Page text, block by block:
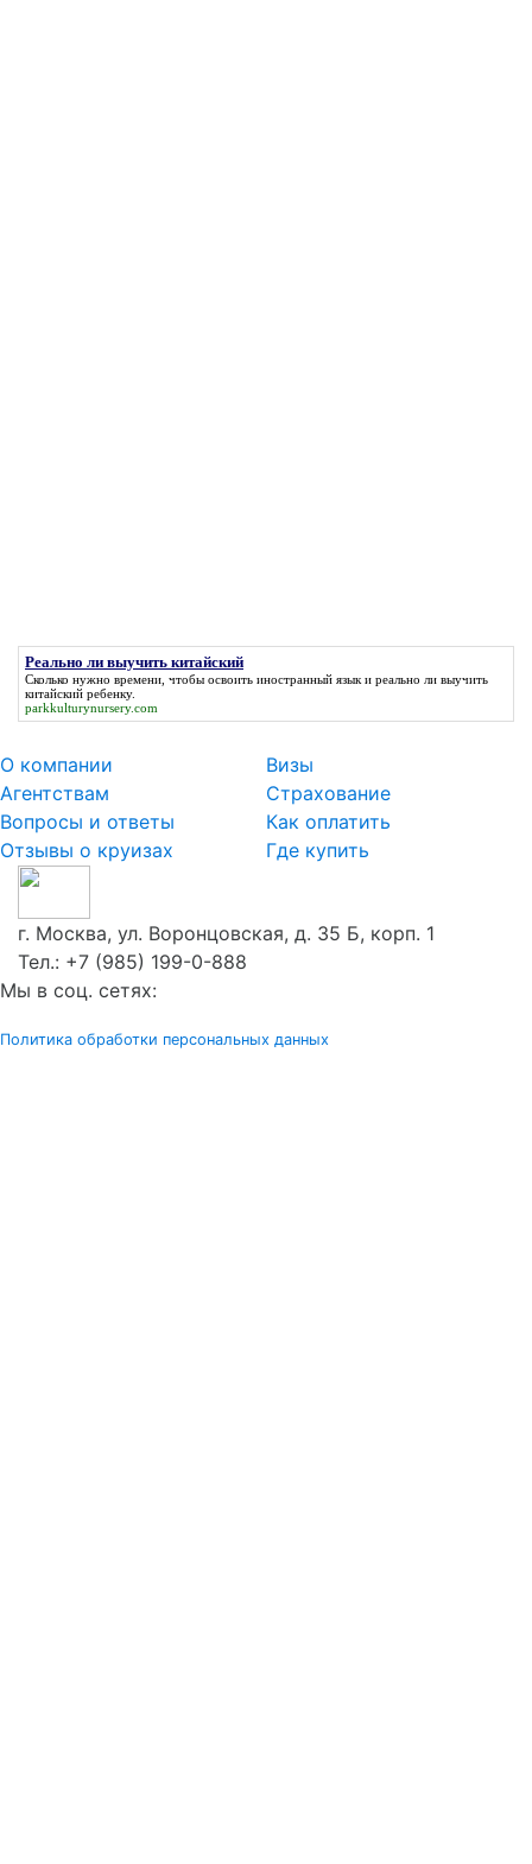
Реально ли выучить китайский
Сколько нужно времени, чтобы освоить иностранный язык и реально ли выучить
китайский ребенку.
parkkulturynursery.com
О компании
Агентствам
Вопросы и ответы
Отзывы о круизах
Визы
Страхование
Как оплатить
Где купить
г. Москва, ул. Воронцовская, д. 35 Б, корп. 1
Тел.: +7 (985) 199-0-888
Мы в соц. сетях:
Политика обработки персональных данных